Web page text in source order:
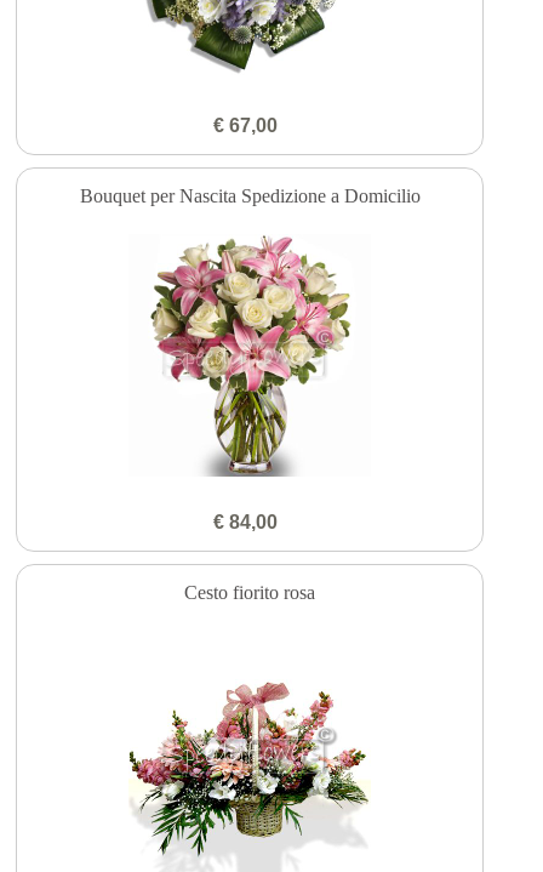
€ 67,00
Bouquet per Nascita Spedizione a Domicilio
€ 84,00
Cesto fiorito rosa